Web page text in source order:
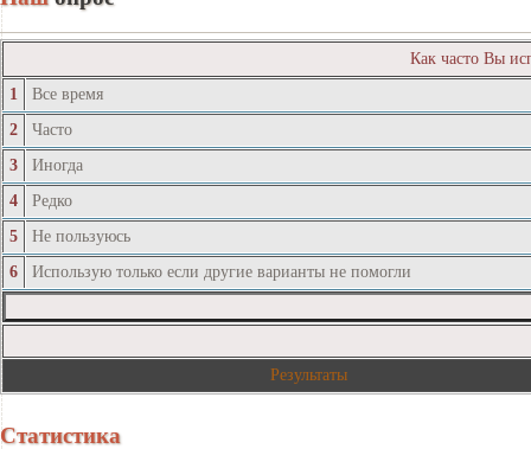
Как часто Вы
1
Все время
2
Часто
3
Иногда
4
Редко
5
Не пользуюсь
6
Использую только если другие варианты не помогли
Результаты
Статистика